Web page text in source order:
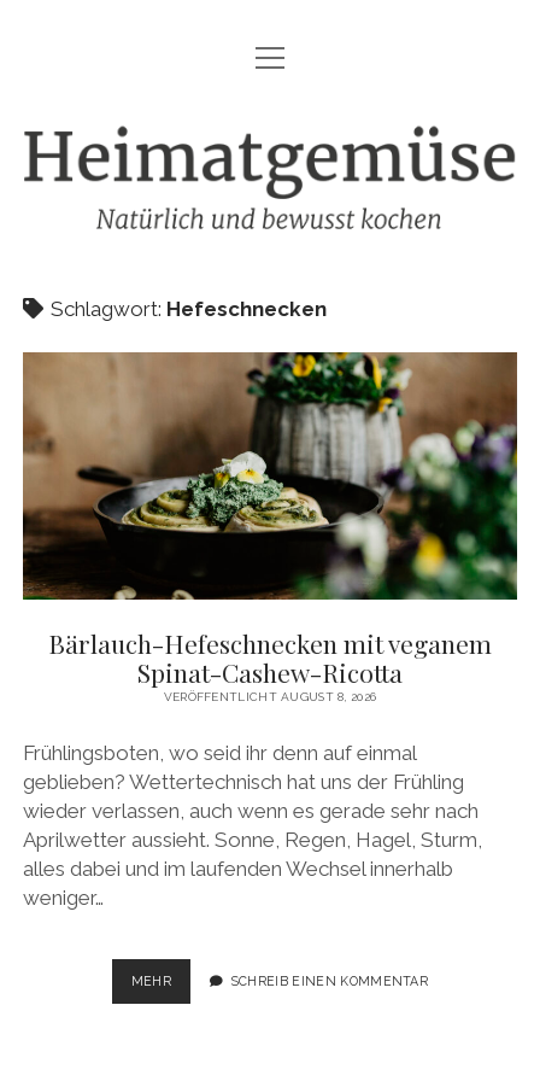
HEIMATGEMÜSE
DAS KOCHBUCH
FOODFOTOGRAFIE
REZEPTE
IMPRESSUM
DATENSCHUTZ
instagramamazon
E-
Mail
Menü
öffnen
Heimatgemüse
Schlagwort: Hefeschnecken
Bärlauch-Hefeschnecken mit veganem
Spinat-Cashew-Ricotta
VERÖFFENTLICHT AUGUST 8, 2026
Frühlingsboten, wo seid ihr denn auf einmal
geblieben? Wettertechnisch hat uns der Frühling
wieder verlassen, auch wenn es gerade sehr nach
Aprilwetter aussieht. Sonne, Regen, Hagel, Sturm,
alles dabei und im laufenden Wechsel innerhalb
weniger…
MEHRBÄRLAUCH-
HEFESCHNECKEN
SCHREIB EINEN KOMMENTAR